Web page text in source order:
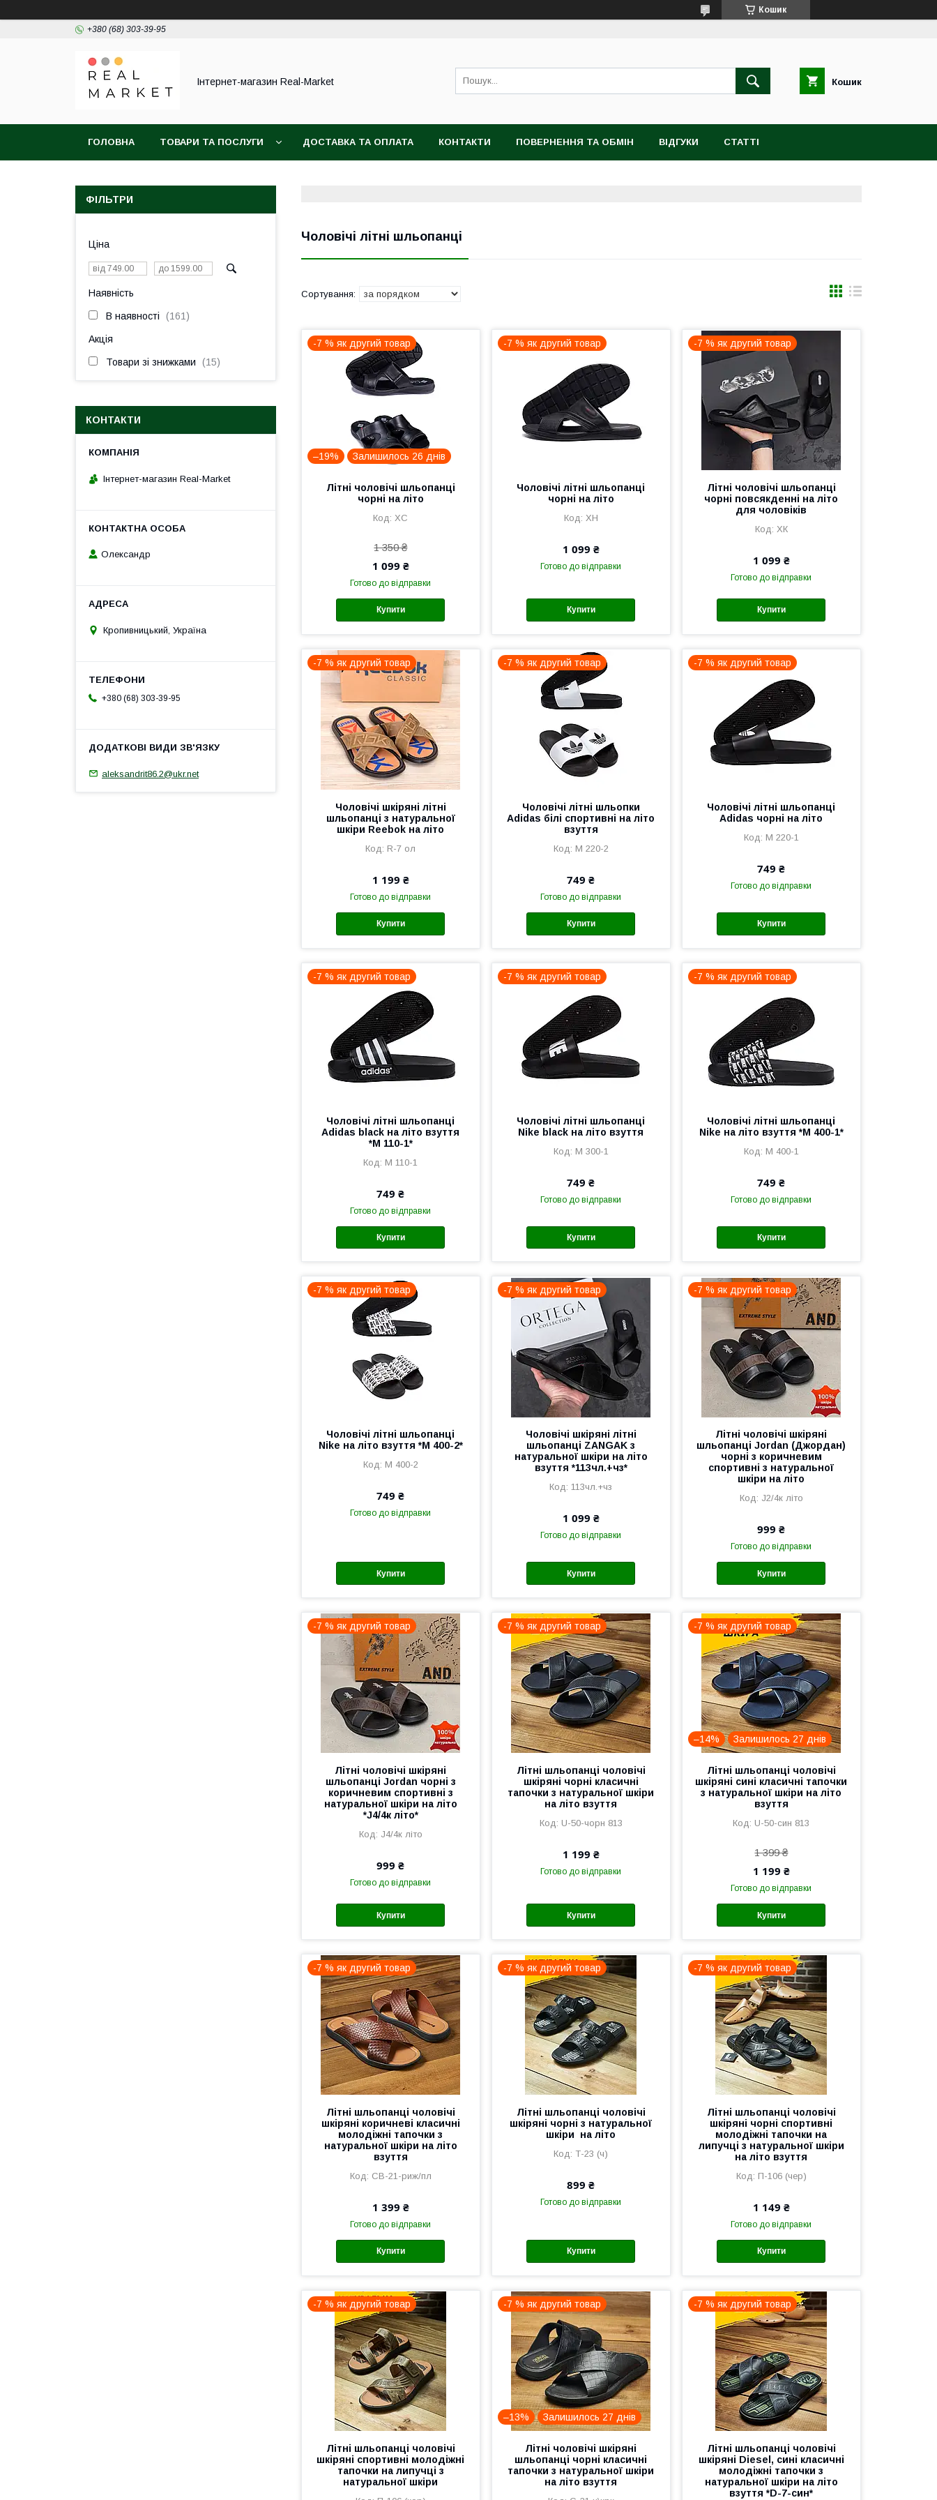
Кошик
+380 (68) 303-39-95
Інтернет-магазин Real-Market Кошик
ГОЛОВНА ТОВАРИ ТА ПОСЛУГИ ДОСТАВКА ТА ОПЛАТА КОНТАКТИ ПОВЕРНЕННЯ ТА ОБМІН ВІДГУКИ СТАТТІ
Чоловічі літні шльопанці
-7 % як другий товар
–19% Залишилось 26 днів
Літні чоловічі шльопанці
чорні на літо
ХС
1 350 ₴
1 099 ₴
Готово до відправки
Купити
-7 % як другий товар
Чоловічі літні шльопанці
чорні на літо
ХН
1 099 ₴
Готово до відправки
Купити
-7 % як другий товар
Літні чоловічі шльопанці
чорні повсякденні на літо
для чоловіків
ХК
1 099 ₴
Готово до відправки
Купити
-7 % як другий товар
Чоловічі шкіряні літні
шльопанці з натуральної
шкіри Reebok на літо
R-7 ол
1 199 ₴
Готово до відправки
Купити
-7 % як другий товар
Чоловічі літні шльопки
Adidas білі спортивні на літо
взуття
М 220-2
749 ₴
Готово до відправки
Купити
-7 % як другий товар
Чоловічі літні шльопанці
Adidas чорні на літо
М 220-1
749 ₴
Готово до відправки
Купити
-7 % як другий товар
Чоловічі літні шльопанці
Adidas black на літо взуття
*М 110-1*
М 110-1
749 ₴
Готово до відправки
Купити
-7 % як другий товар
Чоловічі літні шльопанці
Nike black на літо взуття
М 300-1
749 ₴
Готово до відправки
Купити
-7 % як другий товар
Чоловічі літні шльопанці
Nike на літо взуття *М 400-1*
М 400-1
749 ₴
Готово до відправки
Купити
-7 % як другий товар
Чоловічі літні шльопанці
Nike на літо взуття *М 400-2*
М 400-2
749 ₴
Готово до відправки
Купити
-7 % як другий товар
Чоловічі шкіряні літні
шльопанці ZANGAK з
натуральної шкіри на літо
взуття *113чл.+чз*
113чл.+чз
1 099 ₴
Готово до відправки
Купити
-7 % як другий товар
Літні чоловічі шкіряні
шльопанці Jordan (Джордан)
чорні з коричневим
спортивні з натуральної
шкіри на літо
J2/4к літо
999 ₴
Готово до відправки
Купити
-7 % як другий товар
Літні чоловічі шкіряні
шльопанці Jordan чорні з
коричневим спортивні з
натуральної шкіри на літо
*J4/4к літо*
J4/4к літо
999 ₴
Готово до відправки
Купити
-7 % як другий товар
Літні шльопанці чоловічі
шкіряні чорні класичні
тапочки з натуральної шкіри
на літо взуття
U-50-чорн 813
1 199 ₴
Готово до відправки
Купити
-7 % як другий товар
–14% Залишилось 27 днів
Літні шльопанці чоловічі
шкіряні сині класичні тапочки
з натуральної шкіри на літо
взуття
U-50-син 813
1 399 ₴
1 199 ₴
Готово до відправки
Купити
-7 % як другий товар
Літні шльопанці чоловічі
шкіряні коричневі класичні
молодіжні тапочки з
натуральної шкіри на літо
взуття
СВ-21-риж/пл
1 399 ₴
Готово до відправки
Купити
-7 % як другий товар
Літні шльопанці чоловічі
шкіряні чорні з натуральної
шкіри на літо
Т-23 (ч)
899 ₴
Готово до відправки
Купити
-7 % як другий товар
Літні шльопанці чоловічі
шкіряні чорні спортивні
молодіжні тапочки на
липучці з натуральної шкіри
на літо взуття
П-106 (чер)
1 149 ₴
Готово до відправки
Купити
-7 % як другий товар
Літні шльопанці чоловічі
шкіряні спортивні молодіжні
тапочки на липучці з
натуральної шкіри
-7 % як другий товар
–13% Залишилось 27 днів
Літні чоловічі шкіряні
шльопанці чорні класичні
тапочки з натуральної шкіри
на літо взуття
-7 % як другий товар
Літні шльопанці чоловічі
шкіряні Diesel, сині класичні
молодіжні тапочки з
натуральної шкіри на літо
взуття *D-7-син*
ФІЛЬТРИ
Ціна
Наявність
В наявності 161
Акція
Товари зі знижками 15
КОНТАКТИ
Інтернет-магазин Real-Market
Олександр
Кропивницький, Україна
+380 (68) 303-39-95
aleksandrit86.2@ukr.net